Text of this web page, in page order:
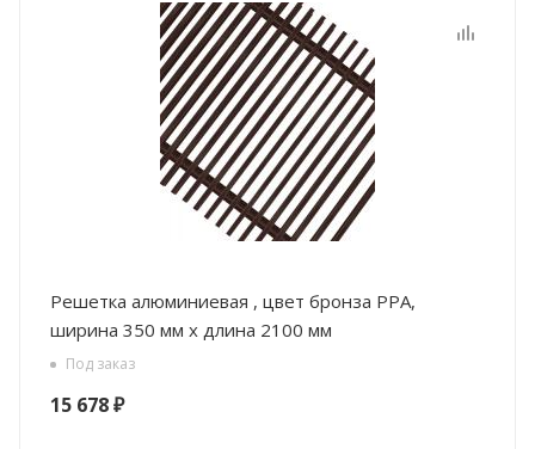
Решетка алюминиевая , цвет бронза РРА,
ширина 350 мм х длина 2100 мм
Под заказ
15 678₽